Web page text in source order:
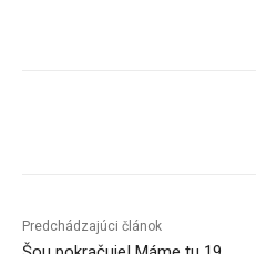
Predchádzajúci článok